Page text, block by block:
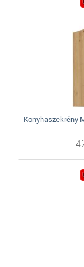
Konyhaszekrény